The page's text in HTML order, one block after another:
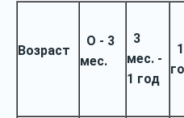
Возраст
О - 3
мес.
3
мес. -
1 год